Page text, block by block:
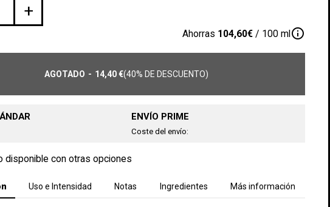
+
Ahorras 104,60€ / 100 mlinfo_outline
AGOTADO - 14,40 €(40% DE DESCUENTO)
ENVÍO PRIME
Coste del envío:
disponible con otras opciones
Uso e Intensidad Notas Ingredientes Más información